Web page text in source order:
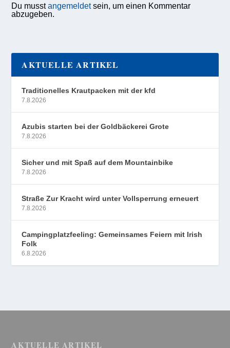
Du musstangemeldetsein, um einen Kommentar
abzugeben.
AKTUELLE ARTIKEL
Traditionelles Krautpacken mit der kfd
7.8.2026
Azubis starten bei der Goldbäckerei Grote
7.8.2026
Sicher und mit Spaß auf dem Mountainbike
7.8.2026
Straße Zur Kracht wird unter Vollsperrung erneuert
7.8.2026
Campingplatzfeeling: Gemeinsames Feiern mit Irish
Folk
6.8.2026
AKTUELLE ARTIKEL